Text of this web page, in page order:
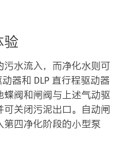
水流入，而净化水则可
器和 DLP 直行程驱动器
蝶阀和闸阀与上述气动驱
关闭污泥出口。自动闸
四净化阶段的小型泵